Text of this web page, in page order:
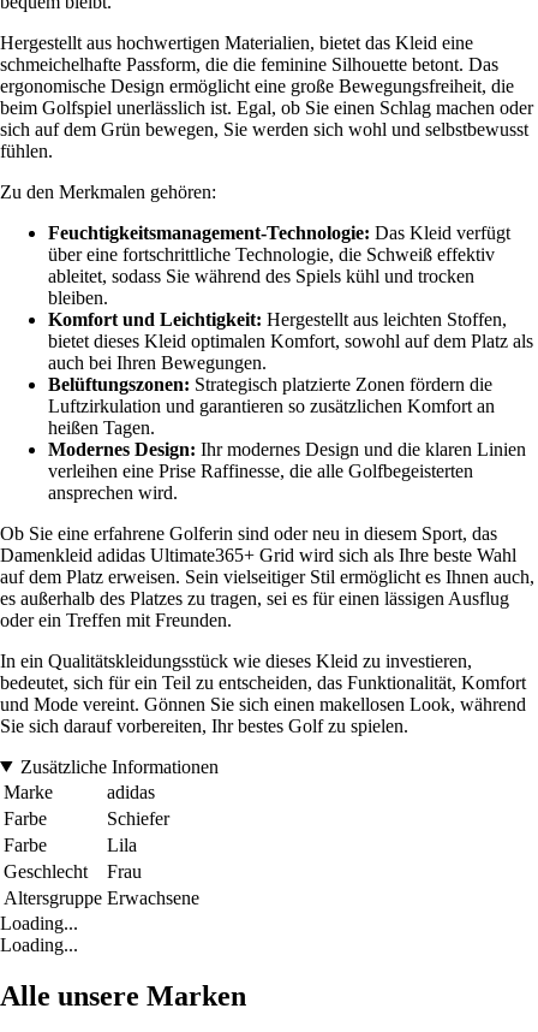
Hergestellt aus hochwertigen Materialien, bietet das Kleid eine
schmeichelhafte Passform, die die feminine Silhouette betont. Das
ergonomische Design ermöglicht eine große Bewegungsfreiheit, die
beim Golfspiel unerlässlich ist. Egal, ob Sie einen Schlag machen oder
sich auf dem Grün bewegen, Sie werden sich wohl und selbstbewusst
fühlen.
Zu den Merkmalen gehören:
Feuchtigkeitsmanagement-Technologie: Das Kleid verfügt
über eine fortschrittliche Technologie, die Schweiß effektiv
ableitet, sodass Sie während des Spiels kühl und trocken
bleiben.
Komfort und Leichtigkeit: Hergestellt aus leichten Stoffen,
bietet dieses Kleid optimalen Komfort, sowohl auf dem Platz als
auch bei Ihren Bewegungen.
Belüftungszonen: Strategisch platzierte Zonen fördern die
Luftzirkulation und garantieren so zusätzlichen Komfort an
heißen Tagen.
Modernes Design: Ihr modernes Design und die klaren Linien
verleihen eine Prise Raffinesse, die alle Golfbegeisterten
ansprechen wird.
Ob Sie eine erfahrene Golferin sind oder neu in diesem Sport, das
Damenkleid adidas Ultimate365+ Grid wird sich als Ihre beste Wahl
auf dem Platz erweisen. Sein vielseitiger Stil ermöglicht es Ihnen auch,
es außerhalb des Platzes zu tragen, sei es für einen lässigen Ausflug
oder ein Treffen mit Freunden.
In ein Qualitätskleidungsstück wie dieses Kleid zu investieren,
bedeutet, sich für ein Teil zu entscheiden, das Funktionalität, Komfort
und Mode vereint. Gönnen Sie sich einen makellosen Look, während
Sie sich darauf vorbereiten, Ihr bestes Golf zu spielen.
Zusätzliche Informationen
Marke
adidas
Farbe
Schiefer
Farbe
Lila
Geschlecht
Frau
Altersgruppe Erwachsene
Loading...
Loading...
Alle unsere Marken